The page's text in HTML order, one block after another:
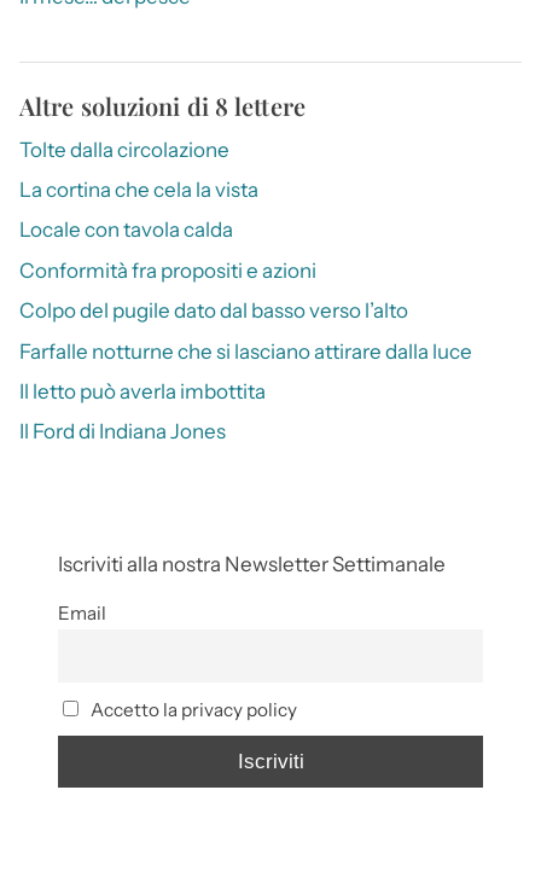
Altre soluzioni di 8 lettere
Tolte dalla circolazione
La cortina che cela la vista
Locale con tavola calda
Conformità fra propositi e azioni
Colpo del pugile dato dal basso verso l’alto
Farfalle notturne che si lasciano attirare dalla luce
Il letto può averla imbottita
Il Ford di Indiana Jones
Iscriviti alla nostra Newsletter Settimanale
Email
Accetto la privacy policy